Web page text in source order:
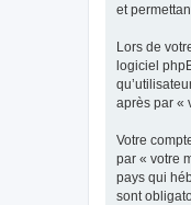
et
Lors de
logiciel
après par «
Votre
par « votre
pays qui
sont